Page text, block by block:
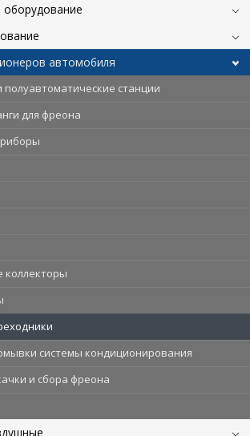
оборудование
автомобиля
станции
для фреона
коллекторы
системы кондиционирования
и сбора фреона